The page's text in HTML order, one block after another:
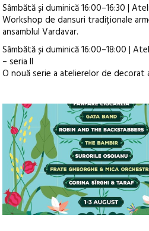
Sâmbătă și duminică 16:00–16:30 |
Workshop de dansuri tradiționale
ansamblul Vardavar.
Sâmbătă și duminică 16:00–18:00 |
– seria II
O nouă serie a atelierelor de decorat